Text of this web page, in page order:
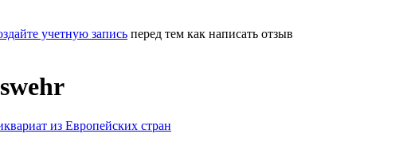
учетную запись перед тем как написать отзыв
из Европейских стран